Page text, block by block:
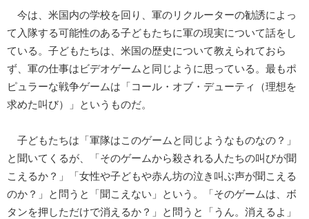
今は、米国内の学校を回り、軍のリクルーターの勧誘によっ
て入隊する可能性のある子どもたちに軍の現実について話をし
ている。子どもたちは、米国の歴史について教えられておら
ず、軍の仕事はビデオゲームと同じように思っている。最もポ
ピュラーな戦争ゲームは「コール・オブ・デューティ（理想を
求めた叫び）」というものだ。
子どもたちは「軍隊はこのゲームと同じようなものなの？」
と聞いてくるが、「そのゲームから殺される人たちの叫びが聞
こえるか？」「女性や子どもや赤ん坊の泣き叫ぶ声が聞こえる
のか？」と問うと「聞こえない」という。「そのゲームは、ボ
タンを押しただけで消えるか？」と問うと「うん。消えるよ」